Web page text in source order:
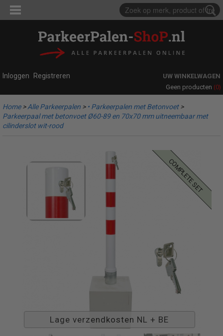
Inloggen Registreren
UW WINKELWAGEN
Geen producten (0)
Home>Alle Parkeerpalen > • Parkeerpalen met Betonvoet>
Parkeerpaal met betonvoet Ø60-89 en 70x70 mm uitneembaar met
cilinderslot wit-rood
Lage verzendkosten NL + BE
complete set